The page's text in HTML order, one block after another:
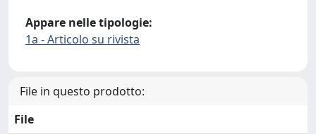
Appare nelle tipologie:
1a - Articolo su rivista
File in questo prodotto:
File